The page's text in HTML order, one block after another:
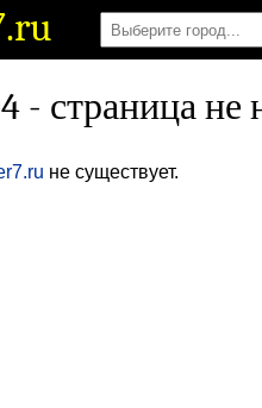
.ru
- страница не
не существует.